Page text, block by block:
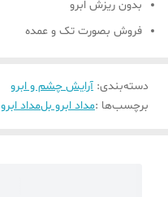
بدون ریزش ابرو
فروش بصورت تک و عمده
دسته‌بندی: آرایش چشم و ابرو
برچسب‌ها :مداد ابرو بلمداد ابرو